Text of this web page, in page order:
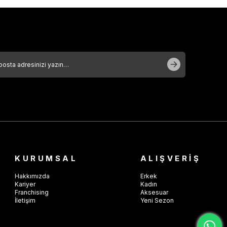
KURUMSAL
Hakkımızda
Kariyer
Franchising
İletişim
ALIŞVERİŞ
Erkek
Kadın
Aksesuar
Yeni Sezon